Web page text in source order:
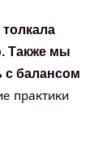
Также мы
с балансом
практики